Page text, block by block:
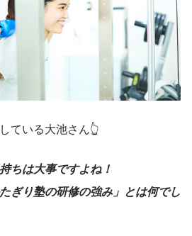
ている大池さん👆
ちは大事ですよね！
ぎり塾の研修の強み」とは何でし